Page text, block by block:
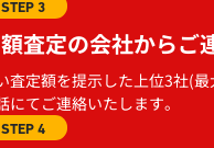
STEP 3
査定の会社からご
査定額を提示した上位3社(
にてご連絡いたします。
STEP 4